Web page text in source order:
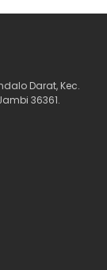
Darat, Kec.
36361.